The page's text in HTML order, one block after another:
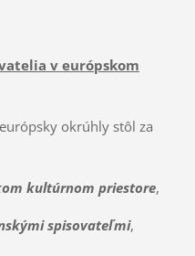
v európskom
okrúhly stôl za
kultúrnom priestore,
spisovateľmi,